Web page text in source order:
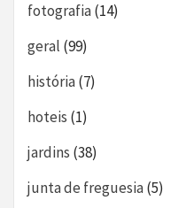
fotografia(14)
geral (99)
história(7)
hoteis (1)
jardins (38)
junta de freguesia(5)